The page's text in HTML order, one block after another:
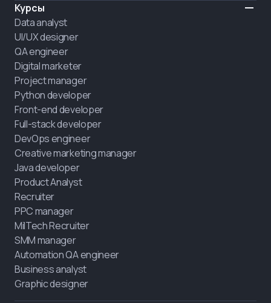
Курсы
Data analyst
UI/UX designer
QA engineer
Digital marketer
Project manager
Python developer
Front-end developer
Full-stack developer
DevOps engineer
Creative marketing manager
Java developer
Product Analyst
Recruiter
PPC manager
MilTech Recruiter
SMM manager
Automation QA engineer
Business analyst
Graphic designer